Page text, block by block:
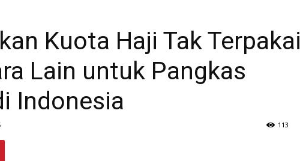
Kuota Haji Tak Terpakai
Lain untuk Pangkas
Indonesia
113